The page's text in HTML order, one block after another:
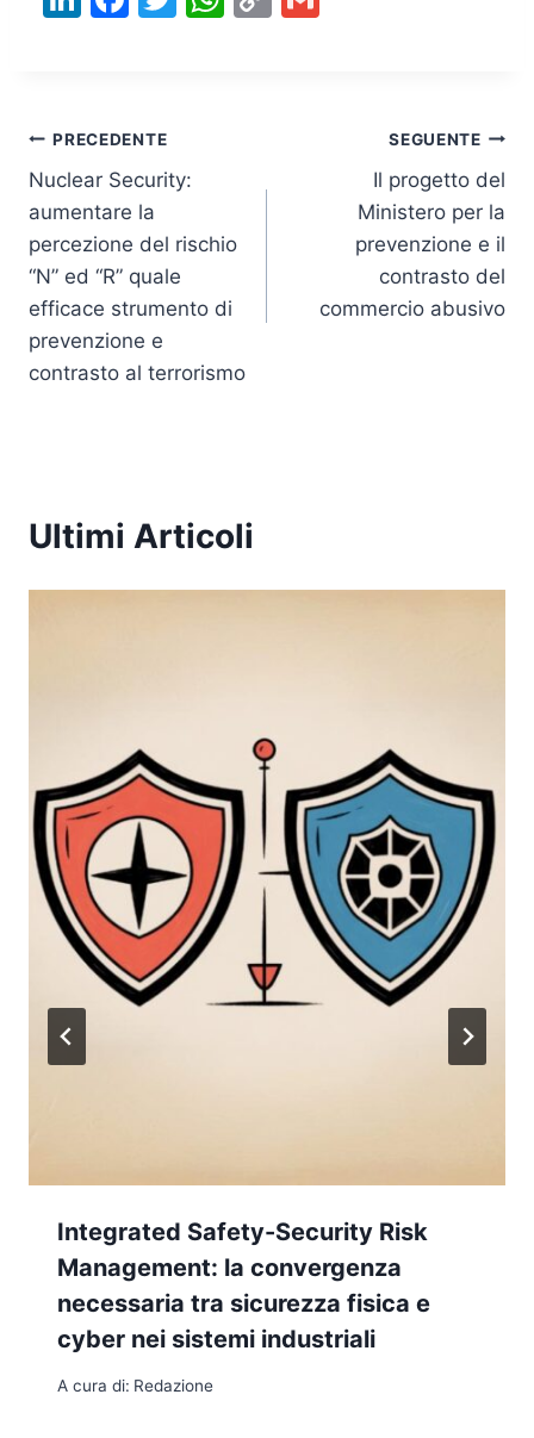
dI
n
b
o
o
k
p
Navigazione
articoli
PRECEDENTE
Nuclear Security:
aumentare la
percezione del rischio
“N” ed “R” quale
efficace strumento di
prevenzione e
contrasto al terrorismo
SEGUENTE
Il progetto del
Ministero per la
prevenzione e il
contrasto del
commercio abusivo
Ultimi Articoli
Integrated Safety-Security Risk
Management: la convergenza
necessaria tra sicurezza fisica e
cyber nei sistemi industriali
A cura di: Redazione